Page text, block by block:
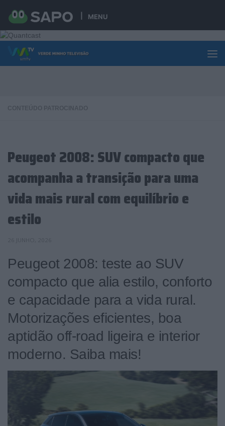
MENU
Skip to content
Peugeot 2008: SUV compacto que
acompanha a transição para uma
vida mais rural com equilíbrio e
estilo
Peugeot 2008: teste ao SUV
compacto que alia estilo, conforto
e capacidade para a vida rural.
Motorizações eficientes, boa
aptidão off-road ligeira e interior
moderno. Saiba mais!